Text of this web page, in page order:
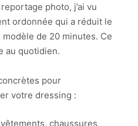
photo, j’ai vu
ordonnée qui a réduit le
de 20 minutes. Ce
au quotidien.
pour
votre dressing :
chaussures,